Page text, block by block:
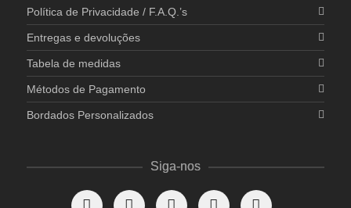
Política de Privacidade / F.A.Q.’s
Entregas e devoluções
Tabela de medidas
Métodos de Pagamento
Bordados Personalizados
Siga-nos